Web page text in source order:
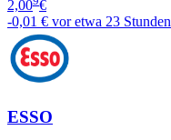
2,00 €
-0,01 € vor etwa 23 Stunden
ESSO